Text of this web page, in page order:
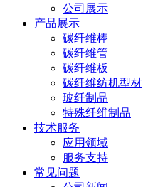
公司展示
产品展示
碳纤维棒
碳纤维管
碳纤维板
碳纤维纺机型材
玻纤制品
特殊纤维制品
技术服务
应用领域
服务支持
常见问题